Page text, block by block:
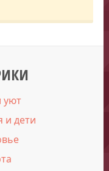
уют
и дети